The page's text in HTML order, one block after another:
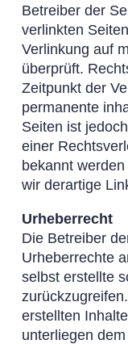
Betreiber der
verlinkten
Verlinkung auf
überprüft.
Zeitpunkt der
permanente
Seiten ist
einer
bekannt
wir derartige
Urheberrecht
Die Betreiber
Urheberrechte
selbst erstellte
erstellten
unterliegen